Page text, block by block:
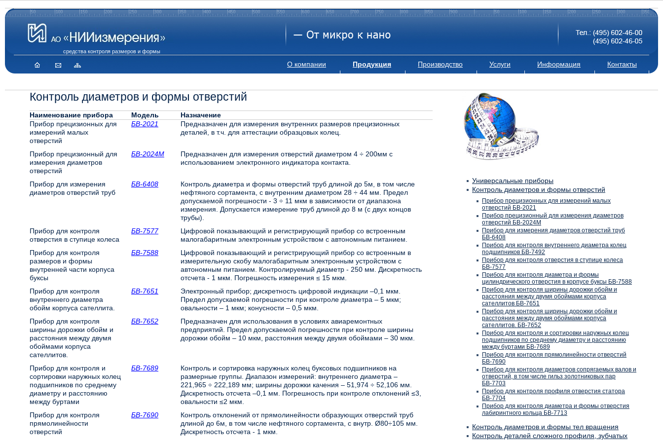
средства контроля размеров и формы
О компании Продукция Производство Услуги Информация Контакты
Контроль диаметров и формы отверстий
Наименование прибора Модель
Назначение
Прибор прецизионных для
измерений малых
отверстий
БВ-2021
Предназначен для измерения внутренних размеров прецизионных
деталей, в т.ч. для аттестации образцовых колец.
Прибор прецизионный для
измерения диаметров
отверстий
БВ-2024М
Предназначен для измерения отверстий диаметром 4 ÷ 200мм с
использованием электронного индикатора контакта.
Прибор для измерения
диаметров отверстий труб
БВ-6408
Контроль диаметра и формы отверстий труб длиной до 5м, в том числе
нефтяного сортамента, с внутренним диаметром 28 ÷ 44 мм. Предел
допускаемой погрешности - 3 ÷ 11 мкм в зависимости от диапазона
измерения. Допускается измерение труб длиной до 8 м (с двух концов
трубы).
Прибор для контроля
отверстия в ступице колеса
БВ-7577
Цифровой показывающий и регистрирующий прибор со встроенным
малогабаритным электронным устройством с автономным питанием.
Прибор для контроля
размеров и формы
внутренней части корпуса
буксы
БВ-7588
Цифровой показывающий и регистрирующий прибор со встроенным в
измерительную скобу малогабаритным электронным устройством с
автономным питанием. Контролируемый диаметр - 250 мм. Дискретность
отсчета - 1 мкм. Погрешность измерения ≤ 15 мкм.
Прибор для контроля
внутреннего диаметра
обойм корпуса сателлита.
БВ-7651
Электронный прибор; дискретность цифровой индикации –0,1 мкм.
Предел допускаемой погрешности при контроле диаметра – 5 мкм;
овальности – 1 мкм; конусности – 0,5 мкм.
Прибор для контроля
ширины дорожки обойм и
расстояния между двумя
обоймами корпуса
сателлитов.
БВ-7652
Предназначен для использования в условиях авиаремонтных
предприятий. Предел допускаемой погрешности при контроле ширины
дорожки обойм – 10 мкм, расстояния между двумя обоймами – 30 мкм.
Прибор для контроля и
сортировки наружных колец
подшипников по среднему
диаметру и расстоянию
между буртами
БВ-7689
Контроль и сортировка наружных колец буксовых подшипников на
размерные группы. Диапазон измерений: внутреннего диаметра –
221,965 ÷ 222,189 мм; ширины дорожки качения – 51,974 ÷ 52,106 мм.
Дискретность отсчета –0,1 мм. Погрешность при контроле отклонений ≤3,
овальности ≤2 мкм.
Прибор для контроля
прямолинейности
отверстий
БВ-7690
Контроль отклонений от прямолинейности образующих отверстий труб
длиной до 6м, в том числе нефтяного сортамента, с внутр. Ø80÷105 мм.
Дискретность отсчета - 1 мкм.
Универсальные приборы
Контроль диаметров и формы отверстий
Прибор прецизионных для измерений малых
отверстий БВ-2021
Прибор прецизионный для измерения диаметров
отверстий БВ-2024М
Прибор для измерения диаметров отверстий труб
БВ-6408
Прибор для контроля внутреннего диаметра колец
подшипников БВ-7492
Прибор для контроля отверстия в ступице колеса
БВ-7577
Прибор для контроля диаметра и формы
цилиндрического отверстия в корпусе буксы БВ-7588
Прибор для контроля ширины дорожки обойм и
расстояния между двумя обоймами корпуса
сателлитов БВ-7651
Прибор для контроля ширины дорожки обойм и
расстояния между двумя обоймами корпуса
сателлитов. БВ-7652
Прибор для контроля и сортировки наружных колец
подшипников по среднему диаметру и расстоянию
между буртами БВ-7689
Прибор для контроля прямолинейности отверстий
БВ-7690
Прибор для контроля диаметров сопрягаемых валов и
отверстий, в том числе гильз золотниковых пар
БВ-7703
Прибор для контроля профиля отверстия статора
БВ-7704
Прибор для контроля диаметра и формы отверстия
лабиринтного кольца БВ-7713
Контроль диаметров и формы тел вращения
Контроль деталей сложного профиля, зубчатых